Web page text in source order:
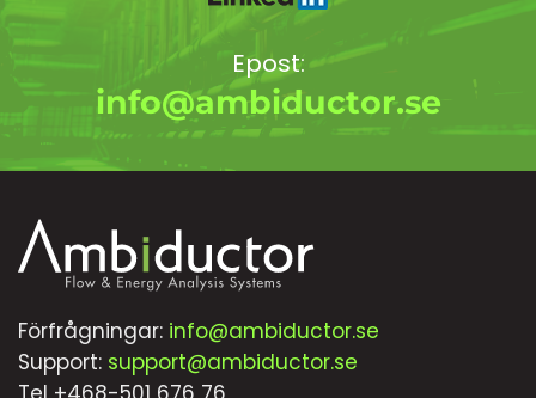
Epost:
info@ambiductor.se
Förfrågningar: info@ambiductor.se
Support: support@ambiductor.se